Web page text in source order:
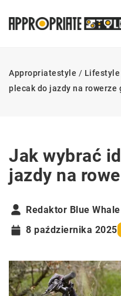
Appropriatestyle / Lifestyle
plecak do jazdy na rowerze
Jak wybrać
jazdy na
Redaktor Blue
8 października 2025